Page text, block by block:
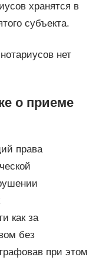
хранятся в
субъекта.
нет
о приеме
права
как за
без
при этом